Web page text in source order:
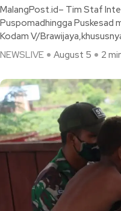
MalangPost.id– Tim Staf
Puspomadhingga Puskesad
Kodam V/
NEWSLIVE
August 5 2